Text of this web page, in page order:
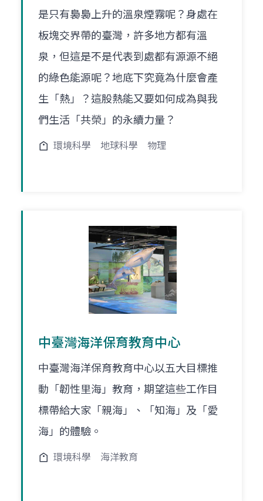
是只有裊裊上升的溫泉煙霧呢？身處在
板塊交界帶的臺灣，許多地方都有溫
泉，但這是不是代表到處都有源源不絕
的綠色能源呢？地底下究竟為什麼會產
生「熱」？這股熱能又要如何成為與我
們生活「共榮」的永續力量？
環境科學 地球科學 物理
中臺灣海洋保育教育中心
中臺灣海洋保育教育中心以五大目標推
動「韌性里海」教育，期望這些工作目
標帶給大家「親海」、「知海」及「愛
海」的體驗。
環境科學 海洋教育